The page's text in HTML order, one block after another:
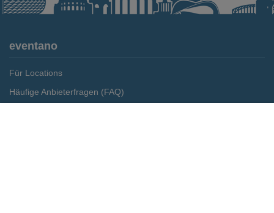
eventano
Für Locations
Häufige Anbieterfragen (FAQ)